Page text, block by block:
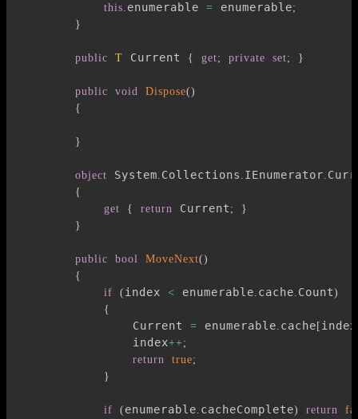
this. enumerable = enumerable;
}
public T Current { get; private set; }
public void Dispose()
{
}
object System. Collections . IEnumerator.
{
get
{ return Current ;
}
}
public bool MoveNext()
{
if
( index < enumerable. cache. Count)
{
                Current
= enumerable. cache [ index
                index
++;
return
true;
}
if ( enumerable. cacheComplete) return